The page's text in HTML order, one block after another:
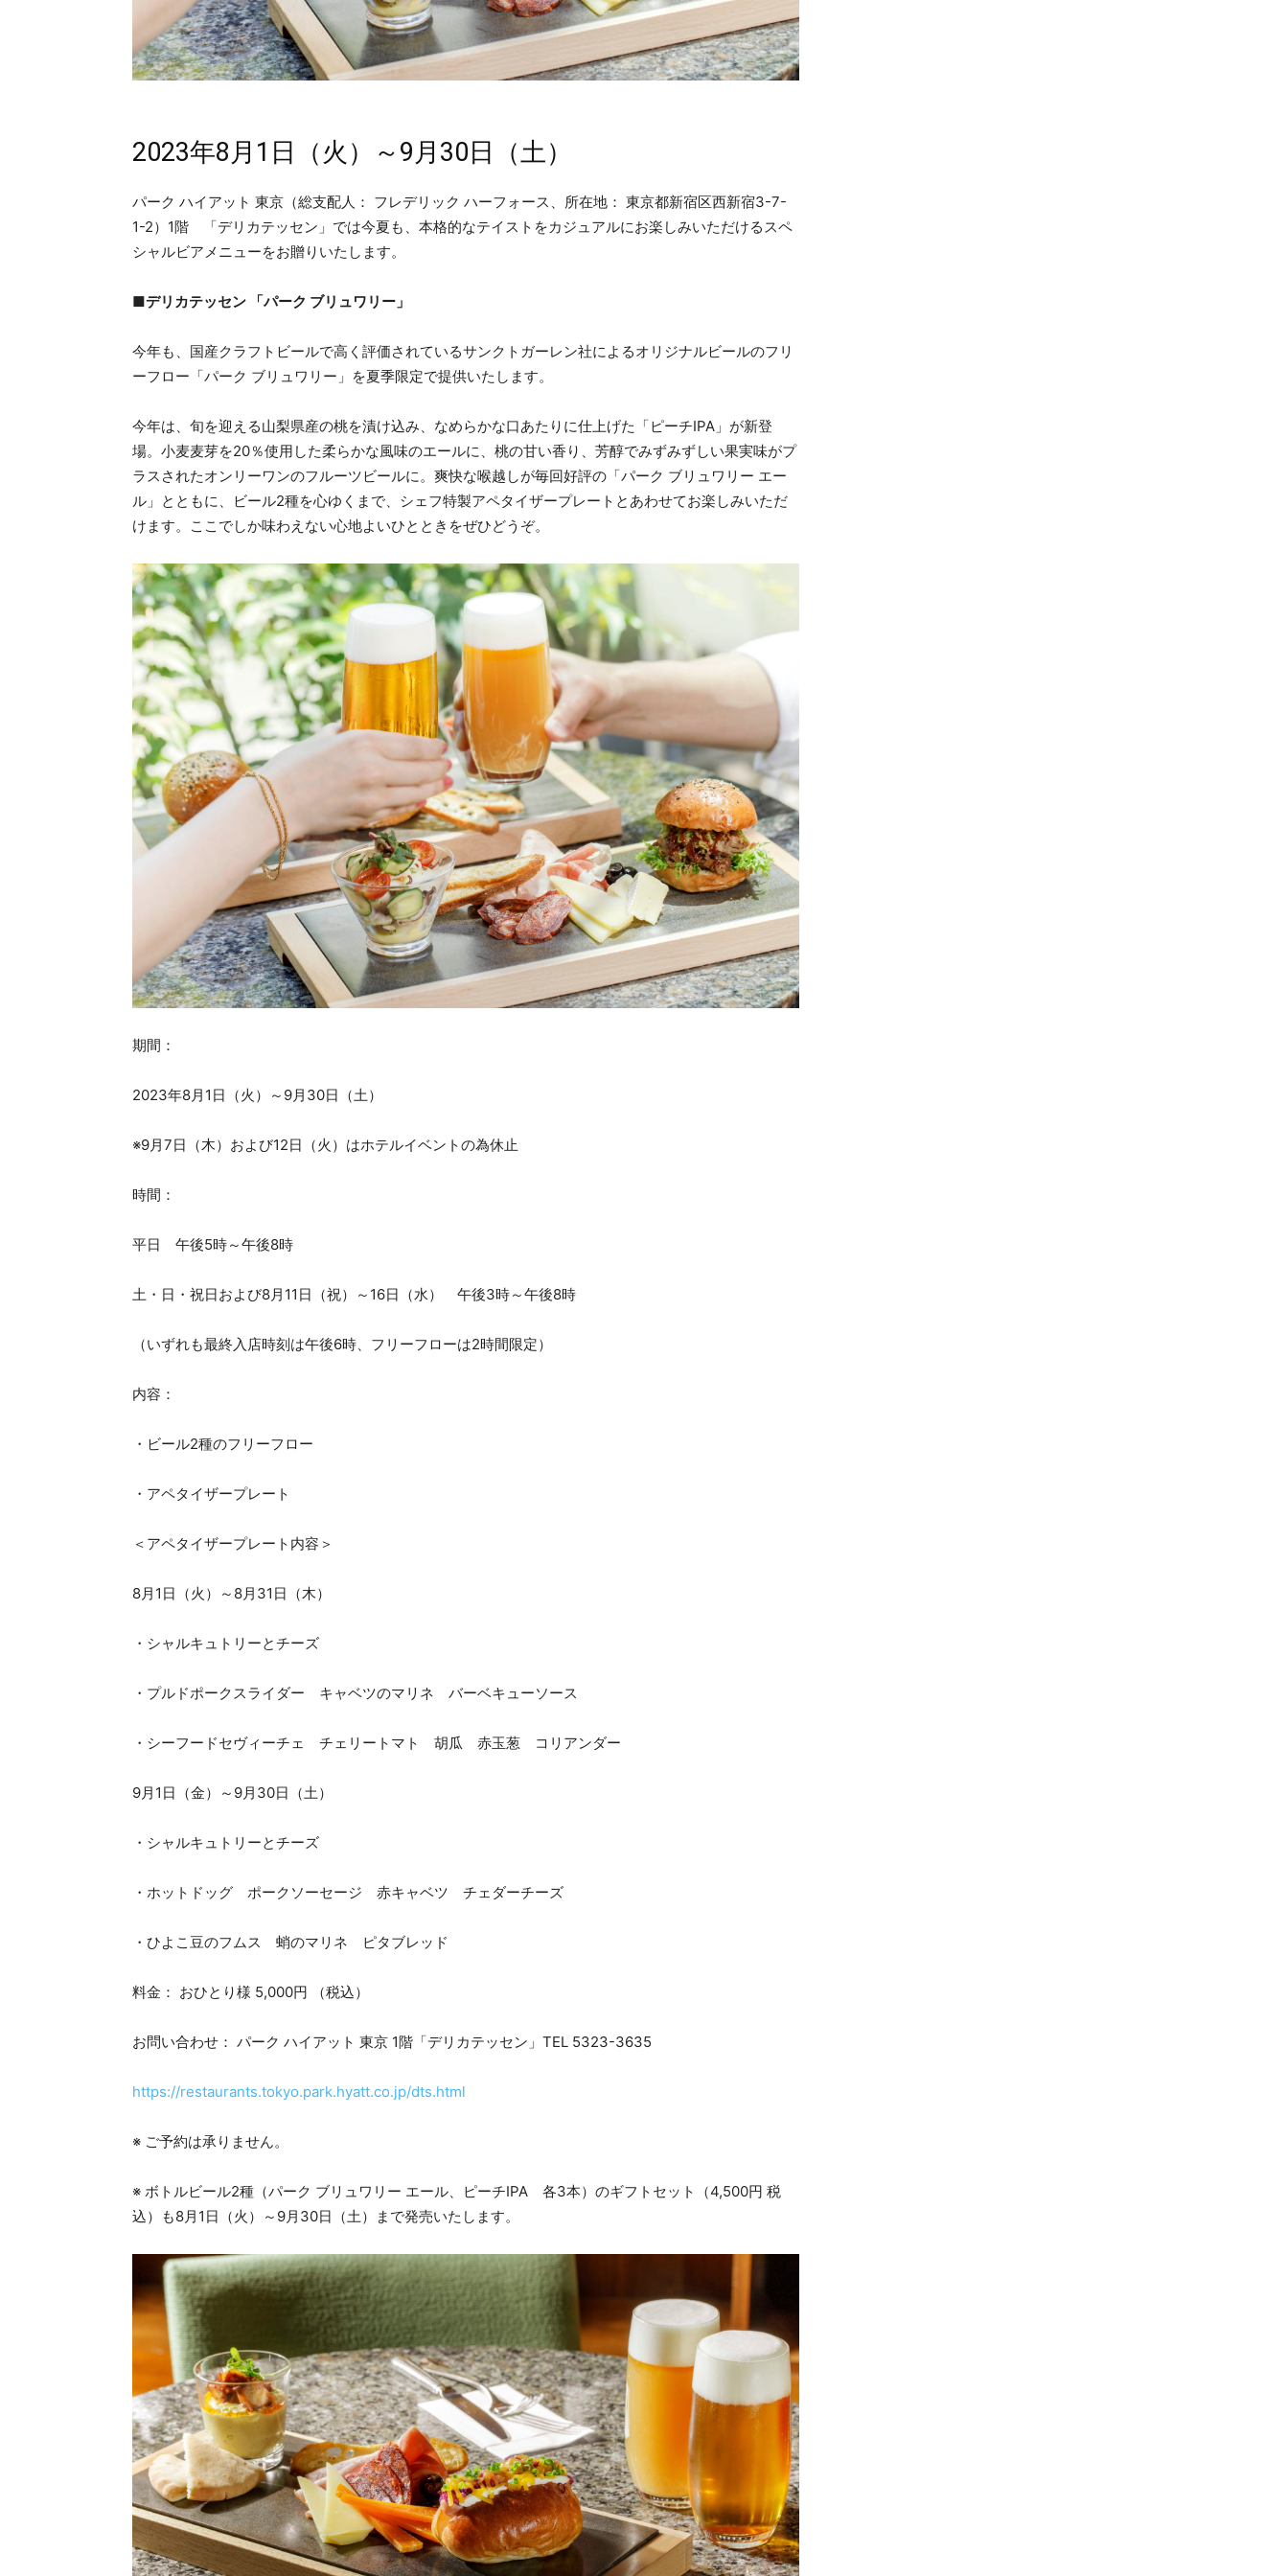
2023年8月1日（火）～9月30日（土）
パーク ハイアット 東京（総支配人： フレデリック ハーフォース、所在地： 東京都新宿区西新宿3-7-
1-2）1階 「デリカテッセン」では今夏も、本格的なテイストをカジュアルにお楽しみいただけるスペ
シャルビアメニューをお贈りいたします。
■デリカテッセン 「パーク ブリュワリー」
今年も、国産クラフトビールで高く評価されているサンクトガーレン社によるオリジナルビールのフリ
ーフロー「パーク ブリュワリー」を夏季限定で提供いたします。
今年は、旬を迎える山梨県産の桃を漬け込み、なめらかな口あたりに仕上げた「ピーチIPA」が新登
場。小麦麦芽を20％使用した柔らかな風味のエールに、桃の甘い香り、芳醇でみずみずしい果実味がプ
ラスされたオンリーワンのフルーツビールに。爽快な喉越しが毎回好評の「パーク ブリュワリー エー
ル」とともに、ビール2種を心ゆくまで、シェフ特製アペタイザープレートとあわせてお楽しみいただ
けます。ここでしか味わえない心地よいひとときをぜひどうぞ。
期間：
2023年8月1日（火）～9月30日（土）
※9月7日（木）および12日（火）はホテルイベントの為休止
時間：
平日 午後5時～午後8時
土・日・祝日および8月11日（祝）～16日（水） 午後3時～午後8時
（いずれも最終入店時刻は午後6時、フリーフローは2時間限定）
内容：
・ビール2種のフリーフロー
・アペタイザープレート
＜アペタイザープレート内容＞
8月1日（火）～8月31日（木）
・シャルキュトリーとチーズ
・プルドポークスライダー キャベツのマリネ バーベキューソース
・シーフードセヴィーチェ チェリートマト 胡瓜 赤玉葱 コリアンダー
9月1日（金）～9月30日（土）
・シャルキュトリーとチーズ
・ホットドッグ ポークソーセージ 赤キャベツ チェダーチーズ
・ひよこ豆のフムス 蛸のマリネ ピタブレッド
料金： おひとり様 5,000円 （税込）
お問い合わせ： パーク ハイアット 東京 1階「デリカテッセン」TEL 5323-3635
https://restaurants.tokyo.park.hyatt.co.jp/dts.html
※ ご予約は承りません。
※ ボトルビール2種（パーク ブリュワリー エール、ピーチIPA 各3本）のギフトセット（4,500円 税
込）も8月1日（火）～9月30日（土）まで発売いたします。